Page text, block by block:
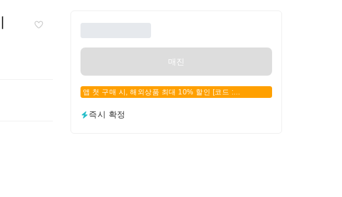
매진
앱 첫 구매 시, 해외상품 최대 10% 할인 [코드 :
즉시 확정